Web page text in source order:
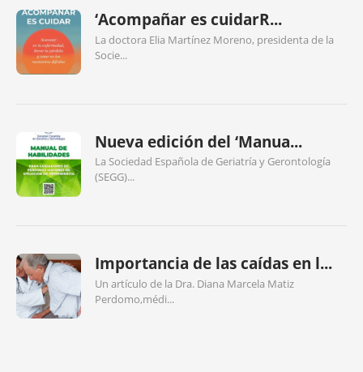
‘Acompañar es cuidarR...
La doctora Elia Martínez Moreno, presidenta de la
Socie...
Nueva edición del ‘Manua...
La Sociedad Española de Geriatría y Gerontología
(SEGG)...
Importancia de las caídas en l...
Un artículo de la Dra. Diana Marcela Matiz
Perdomo,médi...